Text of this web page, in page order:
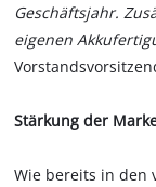
Geschäftsjahr.
eigenen
Stärkung der
Wie bereits in den